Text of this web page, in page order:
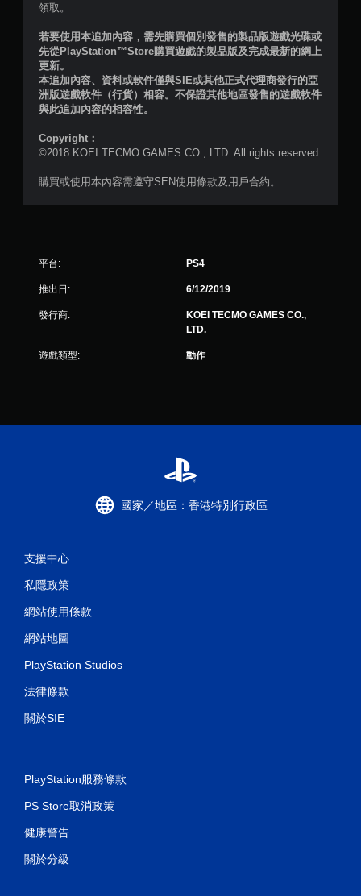
領取。
若要使用本追加內容，需先購買個別發售的製品版遊戲光碟或
先從PlayStation™Store購買遊戲的製品版及完成最新的網上
更新。
本追加內容、資料或軟件僅與SIE或其他正式代理商發行的亞
洲版遊戲軟件（行貨）相容。不保證其他地區發售的遊戲軟件
與此追加內容的相容性。
Copyright：
©2018 KOEI TECMO GAMES CO., LTD. All rights reserved.
購買或使用本內容需遵守SEN使用條款及用戶合約。
平台: PS4
推出日: 6/12/2019
發行商:
KOEI TECMO GAMES CO.,
LTD.
遊戲類型: 動作
國家／地區：香港特別行政區
支援中心
私隱政策
網站使用條款
網站地圖
PlayStation Studios
法律條款
關於SIE
PlayStation服務條款
PS Store取消政策
健康警告
關於分級